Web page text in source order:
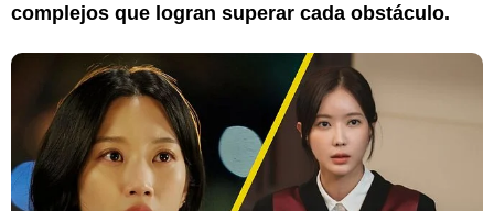
complejos que logran superar cada obstáculo.